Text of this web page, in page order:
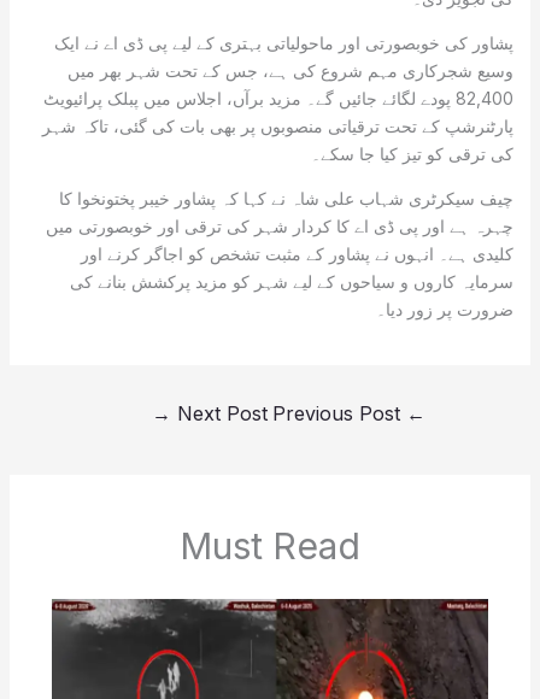
پشاور کی خوبصورتی اور ماحولیاتی بہتری کے لیے پی ڈی اے نے ایک
وسیع شجرکاری مہم شروع کی ہے، جس کے تحت شہر بھر میں
82,400 پودے لگائے جائیں گے۔ مزید برآں، اجلاس میں پبلک پرائیویٹ
پارٹنرشپ کے تحت ترقیاتی منصوبوں پر بھی بات کی گئی، تاکہ شہر
کی ترقی کو تیز کیا جا سکے۔
چیف سیکرٹری شہاب علی شاہ نے کہا کہ پشاور خیبر پختونخوا کا
چہرہ ہے اور پی ڈی اے کا کردار شہر کی ترقی اور خوبصورتی میں
کلیدی ہے۔ انہوں نے پشاور کے مثبت تشخص کو اجاگر کرنے اور
سرمایہ کاروں و سیاحوں کے لیے شہر کو مزید پرکشش بنانے کی
ضرورت پر زور دیا۔
←
Next Post
→
Must Read